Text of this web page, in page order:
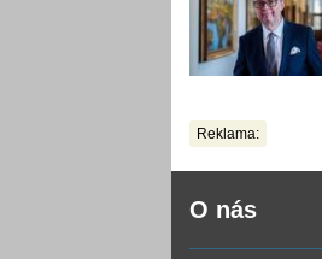
Reklama:
O nás